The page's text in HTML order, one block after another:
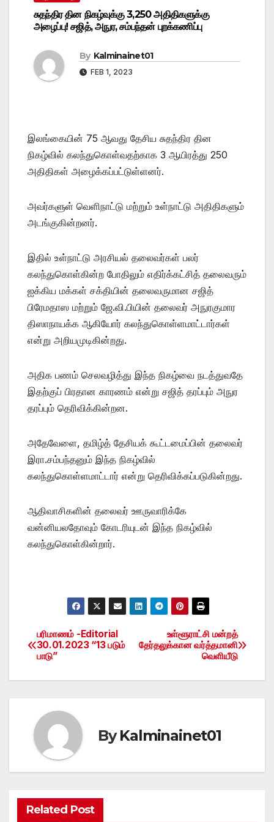
சுதந்திர தின நிகழ்வுக்கு 3,250 அதிதிகளுக்கு
அழைப்பு! சஜித், அநுர, சம்பந்தன் புறக்கணிப்பு
By Kalminainet01
FEB 1, 2023
இலங்கையின் 75 ஆவது தேசிய சுதந்திர தின
நிகழ்வில் கலந்துகொள்வதற்காக 3 ஆயிரத்து 250
அதிதிகள் அழைக்கப்பட்டுள்ளனர்.
அவர்களுள் வெளிநாட்டு மற்றும் உள்நாட்டு அதிதிகளும்
அடங்குகின்றனர்.
இதில் உள்நாட்டு அரசியல் தலைவர்கள் பலர்
கலந்துகொள்கின்ற போதிலும் எதிர்க்கட்சித் தலைவரும்
ஐக்கிய மக்கள் சக்தியின் தலைவருமான சஜித்
பிரேமதாஸ மற்றும் ஜே.வி.பியின் தலைவர் அநுரகுமார
திஸாநாயக்க ஆகியோர் கலந்துகொள்ளமாட்டார்கள்
என்று அறியமுடிகின்றது.
அதிக பணம் செலவழித்து இந்த நிகழ்வை நடத்துவதே
இதற்குப் பிரதான காரணம் என்று சஜித் தரப்பும் அநுர
தரப்பும் தெரிவிக்கின்றன.
அதேவேளை, தமிழ்த் தேசியக் கூட்டமைப்பின் தலைவர்
இரா.சம்பந்தனும் இந்த நிகழ்வில்
கலந்துகொள்ளமாட்டார் என்று தெரிவிக்கப்படுகின்றது.
ஆதிவாசிகளின் தலைவர் ஊருவாரிக்கே
வன்னியலதோவும் கோடரியுடன் இந்த நிகழ்வில்
கலந்துகொள்கின்றார்.
Post
navigation
உள்ளூராட்சி மன்றத்
தேர்தலுக்கான வர்த்தமானி
வெளியீடு
பரிமாணம் -Editorial
30.01.2023 “13 படும்
பாடு”
ByKalminainet01
Related Post